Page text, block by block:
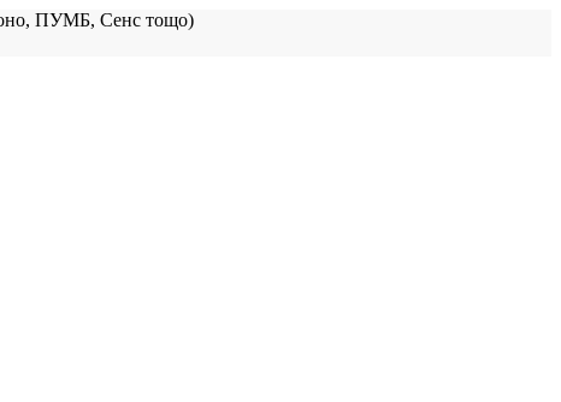
ПУМБ, Сенс тощо)